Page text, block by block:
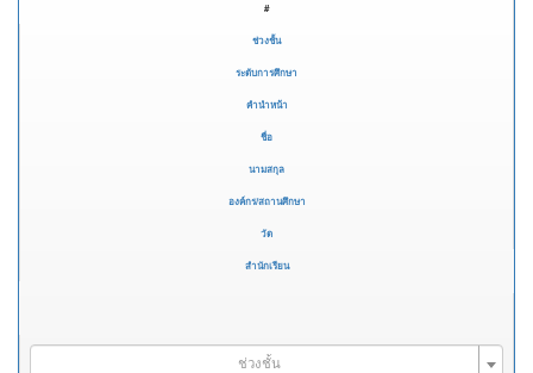
#
ช่วงชั้น
ระดับการศึกษา
คำนำหน้า
ชื่อ
นามสกุล
องค์กร/สถานศึกษา
วัด
สำนักเรียน
ช่วงชั้น